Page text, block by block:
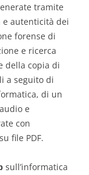
tramite
autenticità dei
forense di
e ricerca
della copia di
a seguito di
di un
e
con
file PDF.
sull’informatica